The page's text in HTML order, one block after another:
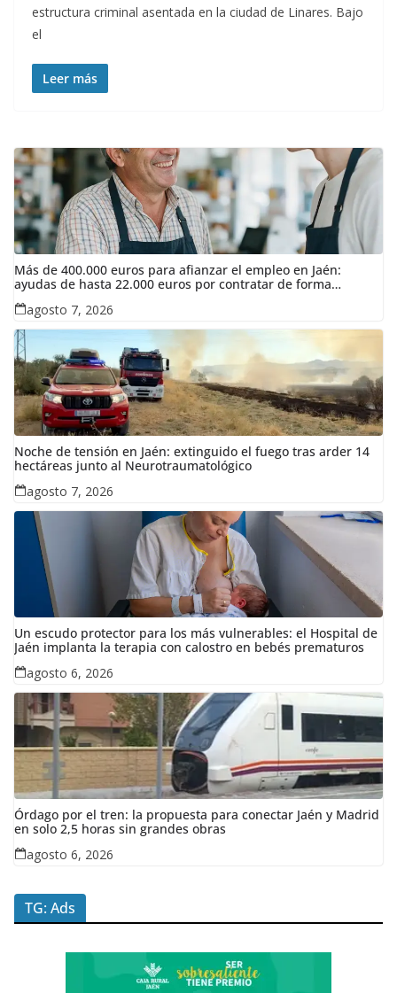
estructura criminal asentada en la ciudad de Linares. Bajo
el
Leer más
Más de 400.000 euros para afianzar el empleo en Jaén:
ayudas de hasta 22.000 euros por contratar de forma
indefinida
agosto 7, 2026
Noche de tensión en Jaén: extinguido el fuego tras arder 14
hectáreas junto al Neurotraumatológico
agosto 7, 2026
Un escudo protector para los más vulnerables: el Hospital de
Jaén implanta la terapia con calostro en bebés prematuros
agosto 6, 2026
Órdago por el tren: la propuesta para conectar Jaén y Madrid
en solo 2,5 horas sin grandes obras
agosto 6, 2026
TG: Ads